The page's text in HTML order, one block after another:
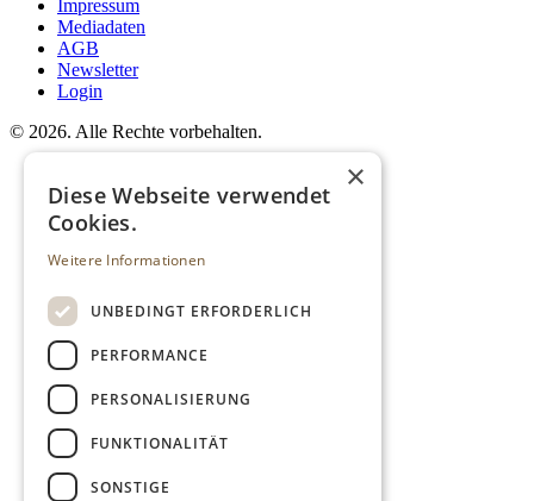
Impressum
Mediadaten
AGB
Newsletter
Login
© 2026. Alle Rechte vorbehalten.
×
Diese Webseite verwendet
Cookies.
Weitere Informationen
UNBEDINGT ERFORDERLICH
PERFORMANCE
PERSONALISIERUNG
FUNKTIONALITÄT
SONSTIGE